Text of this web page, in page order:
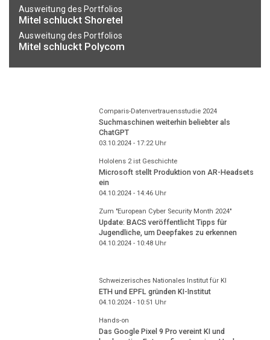
Ausweitung des Portfolios
Mitel schluckt Shoretel
Ausweitung des Portfolios
Mitel schluckt Polycom
Comparis-Datenvertrauensstudie 2024
Suchmaschinen weiterhin beliebter als
ChatGPT
03.10.2024 - 17:22Uhr
Hololens 2 ist Geschichte
Microsoft stellt Produktion von AR-Headsets
ein
04.10.2024 - 14:46Uhr
Zum "European Cyber Security Month 2024"
Update: BACS veröffentlicht Tipps für
Jugendliche, um Deepfakes zu erkennen
04.10.2024 - 10:48Uhr
Schweizerisches Nationales Institut für KI
ETH und EPFL gründen KI-Institut
04.10.2024 - 10:51 Uhr
Hands-on
Das Google Pixel 9 Pro vereint KI und